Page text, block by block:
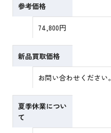
参考価格
74,800円
新品買取価格
お問い合わせください。
夏季休業につい
て